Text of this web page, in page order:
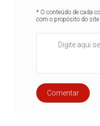
* O conteúdo de cada
com o propósito do
Comentar